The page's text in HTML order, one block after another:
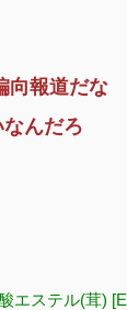
向報道だな
んだろ
エステル(茸)